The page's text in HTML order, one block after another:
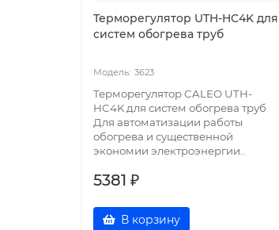
Терморегулятор UTH-HC4K для
систем обогрева труб
3623
Терморегулятор CALEO UTH-
HC4K для систем обогрева труб
Для автоматизации работы
обогрева и существенной
экономии электроэнергии..
5381 ₽
В корзину